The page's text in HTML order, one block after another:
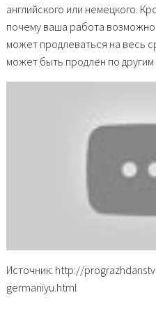
английского или немецкого.
почему ваша работа
может продлеваться на весь
может быть продлен по
Источник: http://
germaniyu.html